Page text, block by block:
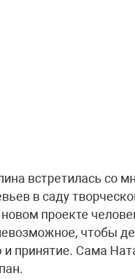
встретилась со
в саду
новом проекте
чтобы
принятие. Сама